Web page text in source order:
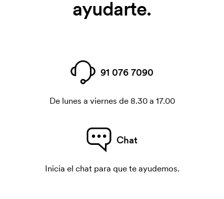
ayudarte.
91 076 7090
De lunes a viernes de 8.30 a 17.00
Chat
Inicia el chat para que te ayudemos.